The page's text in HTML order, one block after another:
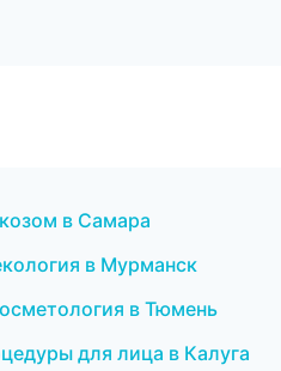
в Самара
в Мурманск
в Тюмень
для лица в Калуга